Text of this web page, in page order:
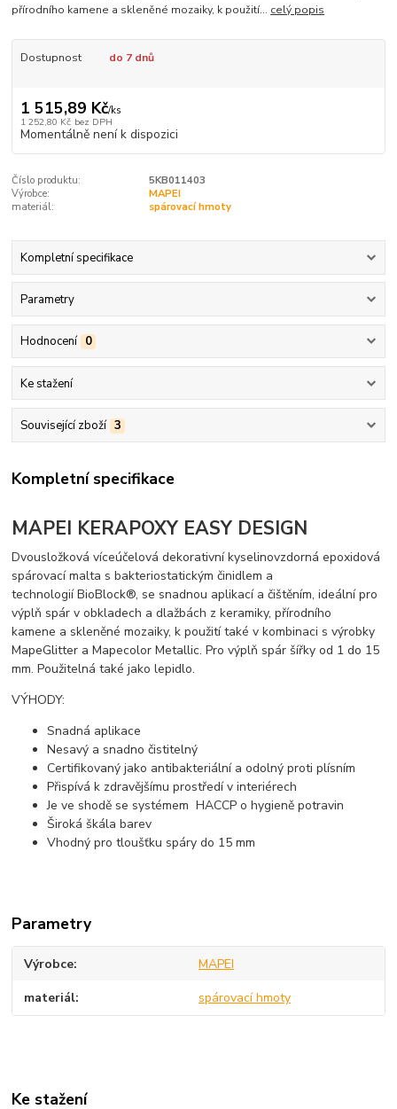
přírodního kamene a skleněné mozaiky, k použití... celý popis
Dostupnost do 7 dnů
1 515,89 Kč/ks
1 252,80 Kč bez DPH
Momentálně není k dispozici
Číslo produktu:
5KB011403
Výrobce:
MAPEI
materiál:
spárovací hmoty
Kompletní specifikace
Parametry
Hodnocení 0
Ke stažení
Související zboží 3
Kompletní specifikace
MAPEI KERAPOXY EASY DESIGN
Dvousložková víceúčelová dekorativní kyselinovzdorná epoxidová
spárovací malta s bakteriostatickým činidlem a
technologií BioBlock®, se snadnou aplikací a čištěním, ideální pro
výplň spár v obkladech a dlažbách z keramiky, přírodního
kamene a skleněné mozaiky, k použití také v kombinaci s výrobky
MapeGlitter a Mapecolor Metallic. Pro výplň spár šířky od 1 do 15
mm. Použitelná také jako lepidlo.
VÝHODY:
Snadná aplikace
Nesavý a snadno čistitelný
Certifikovaný jako antibakteriální a odolný proti plísním
Přispívá k zdravějšímu prostředí v interiérech
Je ve shodě se systémem HACCP o hygieně potravin
Široká škála barev
Vhodný pro tloušťku spáry do 15 mm
Parametry
Výrobce MAPEI
materiál spárovací hmoty
Ke stažení